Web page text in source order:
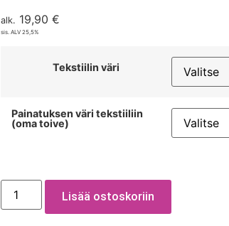
alk. 19,90€
sis. ALV 25,5%
Tekstiilin väri
Painatuksen väri tekstiiliin
(oma toive)
Lisää ostoskoriin